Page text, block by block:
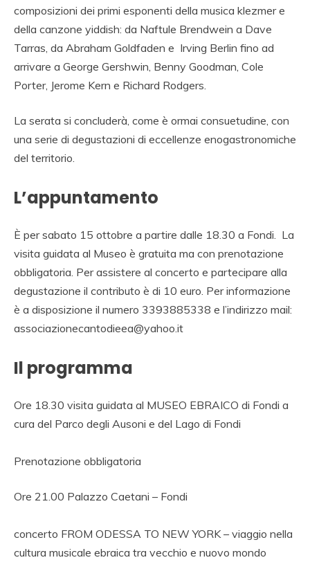
composizioni dei primi esponenti della musica klezmer e
della canzone yiddish: da Naftule Brendwein a Dave
Tarras, da Abraham Goldfaden e Irving Berlin fino ad
arrivare a George Gershwin, Benny Goodman, Cole
Porter, Jerome Kern e Richard Rodgers.
La serata si concluderà, come è ormai consuetudine, con
una serie di degustazioni di eccellenze enogastronomiche
del territorio.
L’appuntamento
È per sabato 15 ottobre a partire dalle 18.30 a Fondi. La
visita guidata al Museo è gratuita ma con prenotazione
obbligatoria. Per assistere al concerto e partecipare alla
degustazione il contributo è di 10 euro. Per informazione
è a disposizione il numero 3393885338 e l’indirizzo mail:
associazionecantodieea@yahoo.it
Il programma
Ore 18.30 visita guidata al MUSEO EBRAICO di Fondi a
cura del Parco degli Ausoni e del Lago di Fondi
Prenotazione obbligatoria
Ore 21.00 Palazzo Caetani – Fondi
concerto FROM ODESSA TO NEW YORK – viaggio nella
cultura musicale ebraica tra vecchio e nuovo mondo